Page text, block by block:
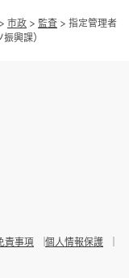
> 市政 > 監査 > 指定管理者
興課）
責事項
個人情報保護